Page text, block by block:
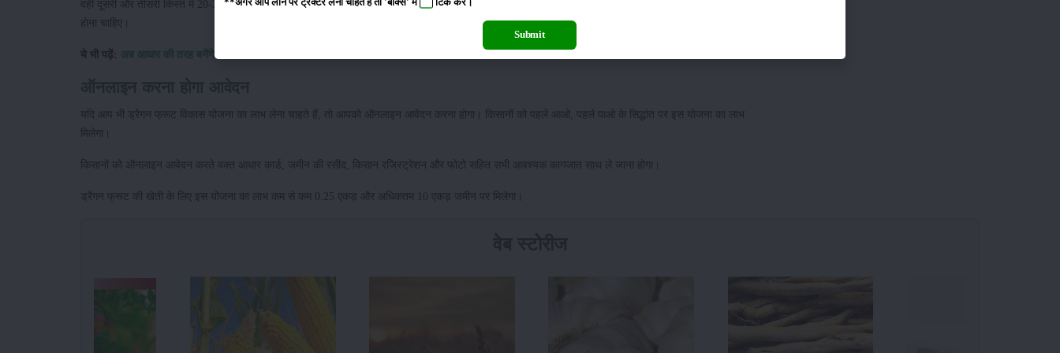
वहीं दूसरी और तीसरी किस्त में 20-20 प्रतिशत, यानी 60-60 हजार रुपये का अनुदान मिलेगा। किसानों को दूसरी और तीसरी किस्त मिलने के लिए खेतों में 75 से 90% पौधा जिंदा
होना चाहिए।
ये भी पढ़ें: अब आधार की तरह बनेंगे किसान कार्ड, किसानों को मिलेगा हर योजना का लाभ
यदि आप भी ड्रैगन फ्रूट विकास योजना का लाभ लेना चाहते हैं, तो आपको ऑनलाइन आवेदन करना होगा। किसानों को पहले आओ, पहले पाओ के सिद्धांत पर इस योजना का लाभ
मिलेगा।
किसानों को ऑनलाइन आवेदन करते वक्त आधार कार्ड, जमीन की रसीद, किसान रजिस्ट्रेशन और फोटो सहित सभी आवश्यक कागजात साथ ले जाना होगा।
ड्रैगन फ्रूट की खेती के लिए इस योजना का लाभ कम से कम 0.25 एकड़ और अधिकतम 10 एकड़ जमीन पर मिलेगा।
**अगर आप लोन पर ट्रैक्टर लेना चाहते है तो 'बॉक्स' में टिककरें।
Submit